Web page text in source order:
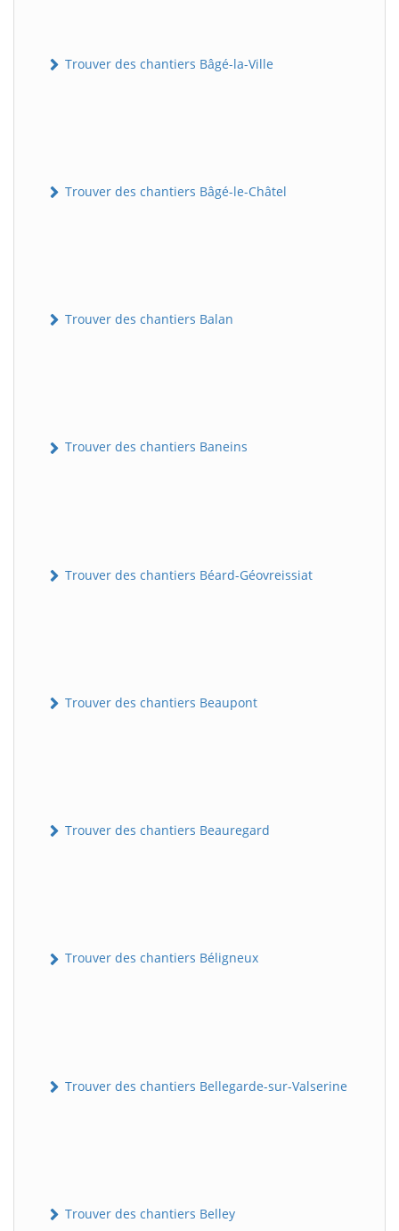
Trouver des chantiers Bâgé-la-Ville
Trouver des chantiers Bâgé-le-Châtel
Trouver des chantiers Balan
Trouver des chantiers Baneins
Trouver des chantiers Béard-Géovreissiat
Trouver des chantiers Beaupont
Trouver des chantiers Beauregard
Trouver des chantiers Béligneux
Trouver des chantiers Bellegarde-sur-Valserine
Trouver des chantiers Belley